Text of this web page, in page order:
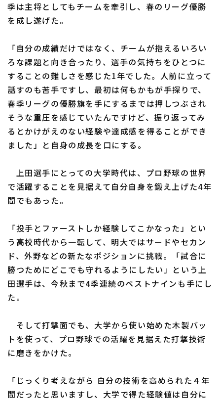
季は主将としてもチームを牽引し、春のリーグ優勝
を成し遂げた。
「自分の成績だけではなく、チームが抱えるいろい
ろな課題と向き合ったり、選手の気持ちをひとつに
することの難しさを感じた1年でした。人前に立って
話すのも苦手ですし、最初は何もかもが手探りで、
春季リーグの優勝旗を手にするまでは押しつぶされ
そうな重圧を感じていたんですけど、振り返ってみ
るとかけがえのない経験や達成感を得ることができ
ました」と自身の成長を口にする。
上田選手にとっての大学時代は、プロ野球の世界
で活躍することを見据えて自分自身を鍛え上げた4年
間でもあった。
「投手とファーストしか経験してこかなった」とい
う高校時代から一転して、明大ではサードやセカン
ド、外野などの新たなポジションに挑戦。「試合に
勝つためにどこでも守れるようにしたい」という上
田選手は、今秋まで4季連続のベストナインも手にし
た。
そして打撃面でも、大学から使い始めた木製バッ
トを使って、プロ野球での活躍を見据えた打撃技術
に磨きをかけた。
「じっくり考えながら 自分の技術を高められた４年
間だったと思いますし、大学で得た経験値は自分に